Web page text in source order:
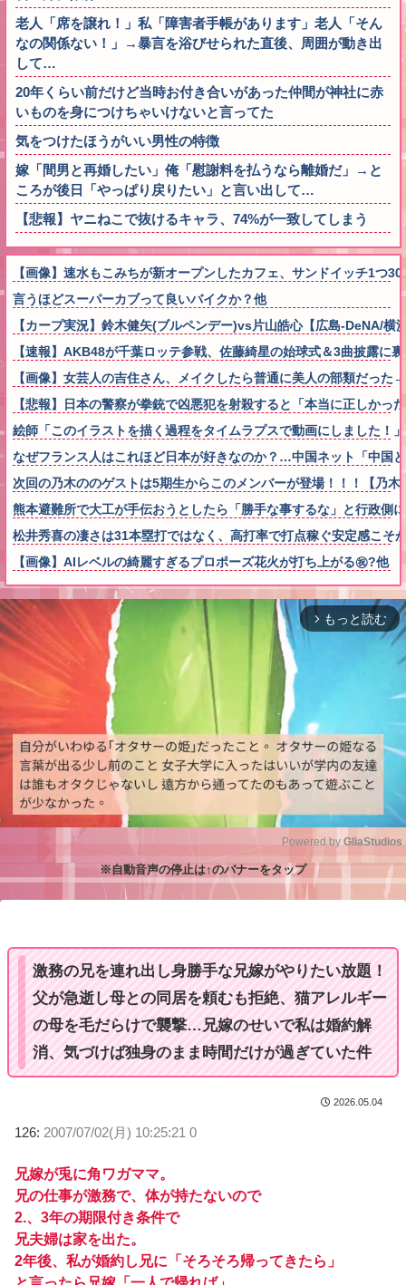
老人「席を譲れ！」私「障害者手帳があります」老人「そん
なの関係ない！」→暴言を浴びせられた直後、周囲が動き出
して…
20年くらい前だけど当時お付き合いがあった仲間が神社に赤
いものを身につけちゃいけないと言ってた
気をつけたほうがいい男性の特徴
嫁「間男と再婚したい」俺「慰謝料を払うなら離婚だ」→と
ころが後日「やっぱり戻りたい」と言い出して…
【悲報】ヤニねこで抜けるキャラ、74%が一致してしまう
【画像】速水もこみちが新オープンしたカフェ、サンドイッチ1
言うほどスーパーカブって良いバイクか？他
【カープ実況】鈴木健矢(ブルペンデー)vs片山皓心【広島-DeNA/横
【速報】AKB48が千葉ロッテ参戦、佐藤綺星の始球式＆3曲披露に
【画像】女芸人の吉住さん、メイクしたら普通に美人の部類だっ
【悲報】日本の警察が拳銃で凶悪犯を射殺すると「本当に正しかっ
絵師「このイラストを描く過程をタイムラプスで動画にしました！
なぜフランス人はこれほど日本が好きなのか？…中国ネット「中国
次回の乃木ののゲストは5期生からこのメンバーが登場！！！【乃木
熊本避難所で大工が手伝おうとしたら「勝手な事するな」と行政
松井秀喜の凄さは31本塁打ではなく、高打率で打点稼ぐ安定感こそ
【画像】AIレベルの綺麗すぎるプロポーズ花火が打ち上がる㊗?他
arrow_forward_ios もっと読む
M
Powered by GliaStudios
※自動音声の停止は↑のバナーをタップ
激務の兄を連れ出し身勝手な兄嫁がやりたい放題！
父が急逝し母との同居を頼むも拒絶、猫アレルギー
の母を毛だらけで襲撃…兄嫁のせいで私は婚約解
消、気づけば独身のまま時間だけが過ぎていた件
2026.05.04
126: 2007/07/02(月) 10:25:21 0
兄嫁が兎に角ワガママ。
兄の仕事が激務で、体が持たないので
2.、3年の期限付き条件で
兄夫婦は家を出た。
2年後、私が婚約し兄に「そろそろ帰ってきたら」